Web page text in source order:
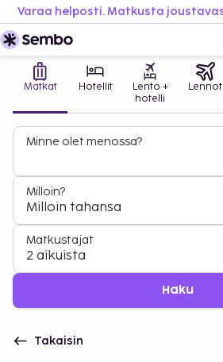
Matkat Hotellit
Lento +
hotelli
Lennot
Minne olet menossa?
Milloin?
Milloin tahansa
Matkustajat
2 aikuista
Haku
Takaisin